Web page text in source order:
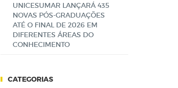
UNICESUMAR LANÇARÁ 435
NOVAS PÓS-GRADUAÇÕES
ATÉ O FINAL DE 2026 EM
DIFERENTES ÁREAS DO
CONHECIMENTO
CATEGORIAS